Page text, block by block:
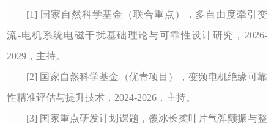
[1] 国家自然科学基金（联合重点 ）
，多自由度牵引变
流-电机系统电磁干扰基础理论与可靠性设计研究， 2026-
2029 ， 主持。
[2] 国家自然科学基金（优青项目）
，变频电机绝缘可靠
性精准评估与提升技术， 2024-2026 ， 主持。
[3] 国家重点研发计划课题 ，覆冰长柔叶片气弹颤振与整